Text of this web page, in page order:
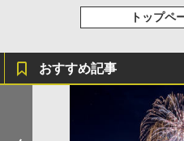
トップペ
おすすめ記事